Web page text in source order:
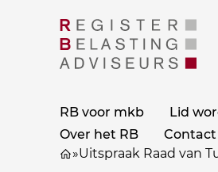
RB voor mkb Lid
Over het RB
Contact
»Uitspraak Raad van